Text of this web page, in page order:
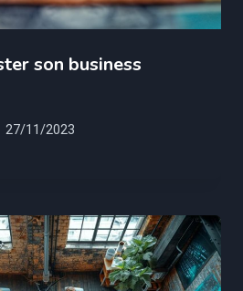
son business
27/11/2023